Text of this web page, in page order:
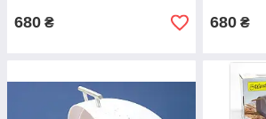
680 ₴ 680 ₴